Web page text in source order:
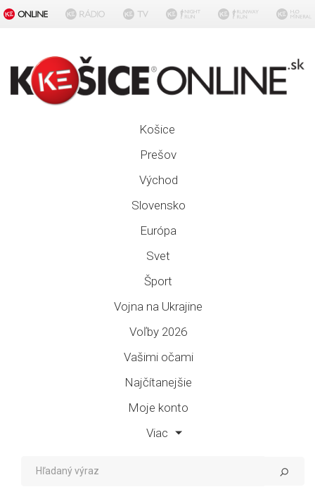
Košice
Prešov
Východ
Slovensko
Európa
Svet
Šport
Vojna na Ukrajine
Voľby 2026
Vašimi očami
Najčítanejšie
Moje konto
Viac